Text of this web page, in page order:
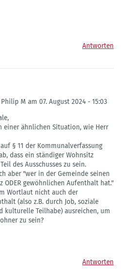
Antworten
M am 07. August 2024 - 15:03
einer ähnlichen Situation, wie Herr
§ 11 der Kommunalverfassung
dass ein ständiger Wohnsitz
des Ausschusses zu sein.
aber "wer in der Gemeinde seinen
ODER gewöhnlichen Aufenthalt hat."
Wortlaut nicht auch der
(also z.B. durch Job, soziale
kulturelle Teilhabe) ausreichen, um
zu sein?
Antworten